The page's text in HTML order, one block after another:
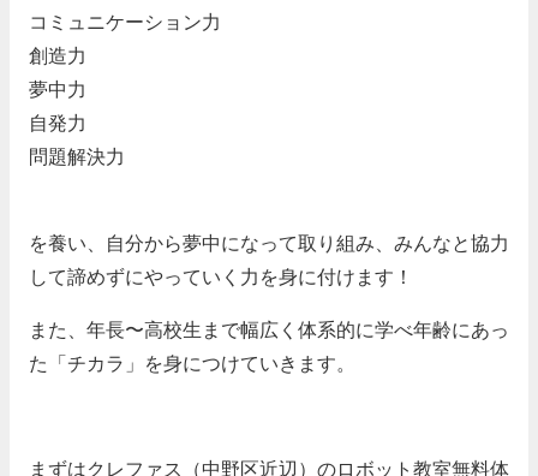
コミュニケーション力
創造力
夢中力
自発力
問題解決力
を養い、自分から夢中になって取り組み、みんなと協力
して諦めずにやっていく力を身に付けます！
また、 年長〜高校生まで幅広く体系的に学べ年齢にあっ
た「チカラ」を身につけていきます。
まずはクレファス（中野区近辺）のロボット教室無料体